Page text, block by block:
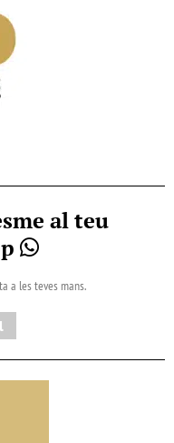
al teu
a les teves mans.